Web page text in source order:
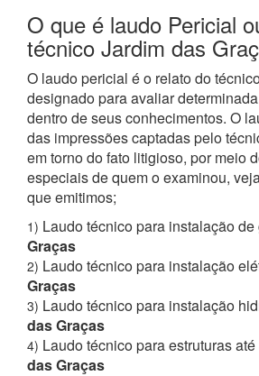
O que é laudo Pericial
técnico Jardim das
O laudo pericial é o relato do
designado para avaliar
dentro de seus conhecimentos. O
das impressões captadas pelo
em torno do fato litigioso, por meio
especiais de quem o examinou,
que emitimos;
1) Laudo técnico para instalação de
Graças
2) Laudo técnico para instalação
Graças
3) Laudo técnico para instalação
das Graças
4) Laudo técnico para estruturas
das Graças